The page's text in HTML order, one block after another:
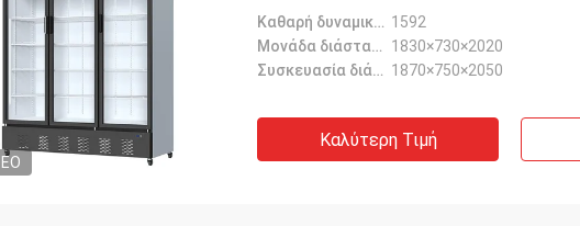
Καθαρή δυναμικότητα-L: 1592
Μονάδα διάσταση-χιλ.:
1830×730×2020
Συσκευασία διάσταση-χιλ.: 1870×750×2050
Καλύτερη Τιμή